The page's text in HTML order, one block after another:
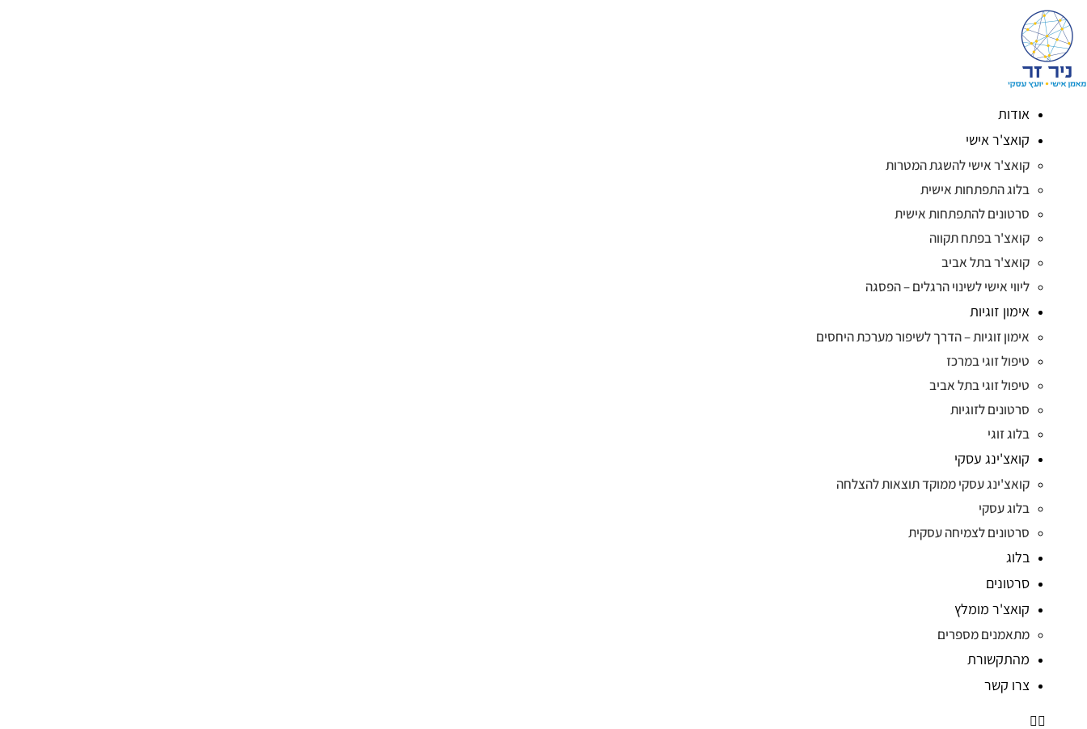
אודות
קואצ'ר אישי
קואצ'ר אישי להשגת המטרות
בלוג התפתחות אישית
סרטונים להתפתחות אישית
קואצ'ר בפתח תקווה
קואצ'ר בתל אביב
ליווי אישי לשינוי הרגלים – הפסגה
אימון זוגיות
אימון זוגיות – הדרך לשיפור מערכת היחסים
טיפול זוגי במרכז
טיפול זוגי בתל אביב
סרטונים לזוגיות
בלוג זוגי
קואצ'ינג עסקי
קואצ'ינג עסקי ממוקד תוצאות להצלחה
בלוג עסקי
סרטונים לצמיחה עסקית
בלוג
סרטונים
קואצ'ר מומלץ
מתאמנים מספרים
מהתקשורת
צרו קשר